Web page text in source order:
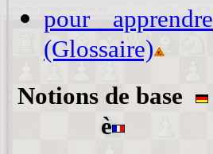
pour apprendre
(Glossaire)
Notions de base
è